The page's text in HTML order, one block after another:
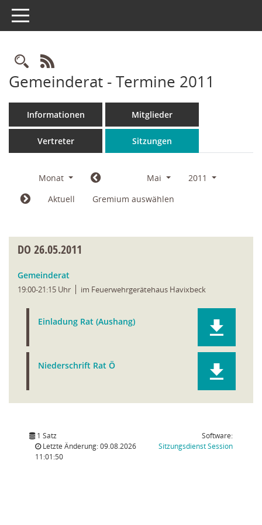
Toggle navigation
Rechercheauswahl
RSS-Feed
Gemeinderat - Termine 2011
Informationen Mitglieder
Vertreter Sitzungen
Monat Mai
2011
Aktuell
Gremium auswählen
DO 26.05.2011
Gemeinderat
19:00-21:15 Uhr im Feuerwehrgerätehaus Havixbeck
Einladung Rat (Aushang)
Niederschrift Rat Ö
1 Satz
Letzte Änderung: 09.08.2026
11:01:50
Software:
SitzungsdienstSession(Wird in